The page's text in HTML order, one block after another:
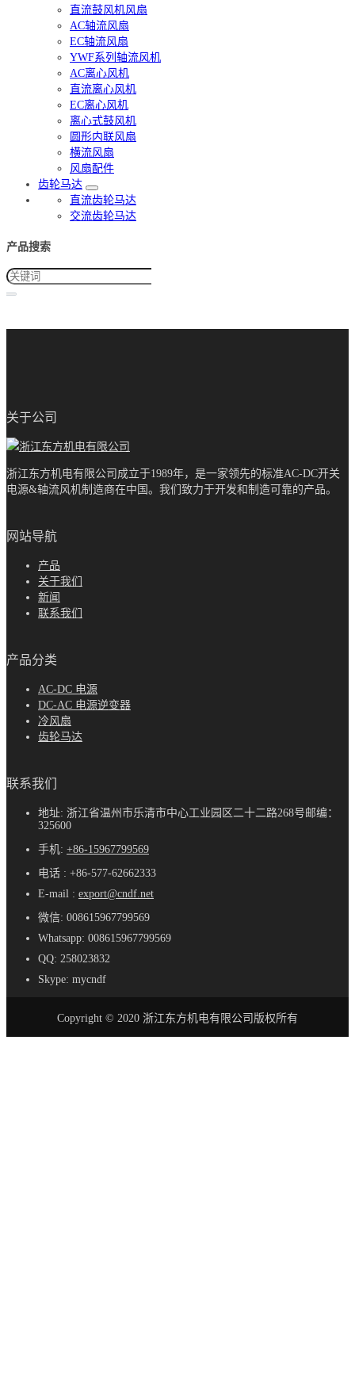
直流鼓风机风扇
AC轴流风扇
EC轴流风扇
YWF系列轴流风机
AC离心风机
直流离心风机
EC离心风机
离心式鼓风机
圆形内联风扇
横流风扇
风扇配件
齿轮马达
直流齿轮马达
交流齿轮马达
产品搜索
关于公司
浙江东方机电有限公司成立于1989年，是一家领先的标准AC-DC开关
电源&轴流风机制造商在中国。我们致力于开发和制造可靠的产品。
网站导航
产品
关于我们
新闻
联系我们
产品分类
AC-DC 电源
DC-AC 电源逆变器
冷风扇
齿轮马达
联系我们
地址: 浙江省温州市乐清市中心工业园区二十二路268号邮编：
325600
手机: +86-15967799569
电话 : +86-577-62662333
E-mail : export@cndf.net
微信: 008615967799569
Whatsapp: 008615967799569
QQ: 258023832
Skype: mycndf
Copyright © 2020 浙江东方机电有限公司版权所有